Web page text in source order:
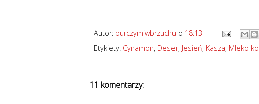
Autor: burczymiwbrzuchu o 18:13
Etykiety: Cynamon, Deser, Jesień, Kasza, Mleko
11 komentarzy: